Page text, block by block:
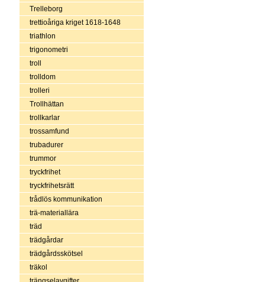
Trelleborg
trettioåriga kriget 1618-1648
triathlon
trigonometri
troll
trolldom
trolleri
Trollhättan
trollkarlar
trossamfund
trubadurer
trummor
tryckfrihet
tryckfrihetsrätt
trådlös kommunikation
trä-materiallära
träd
trädgårdar
trädgårdsskötsel
träkol